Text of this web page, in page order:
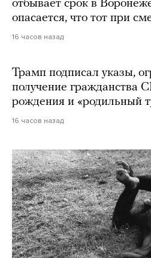
отбывает срок в
опасается, что тот при
16 часов назад
Трамп подписал указы,
получение гражданства
рождения и «родильный
16 часов назад